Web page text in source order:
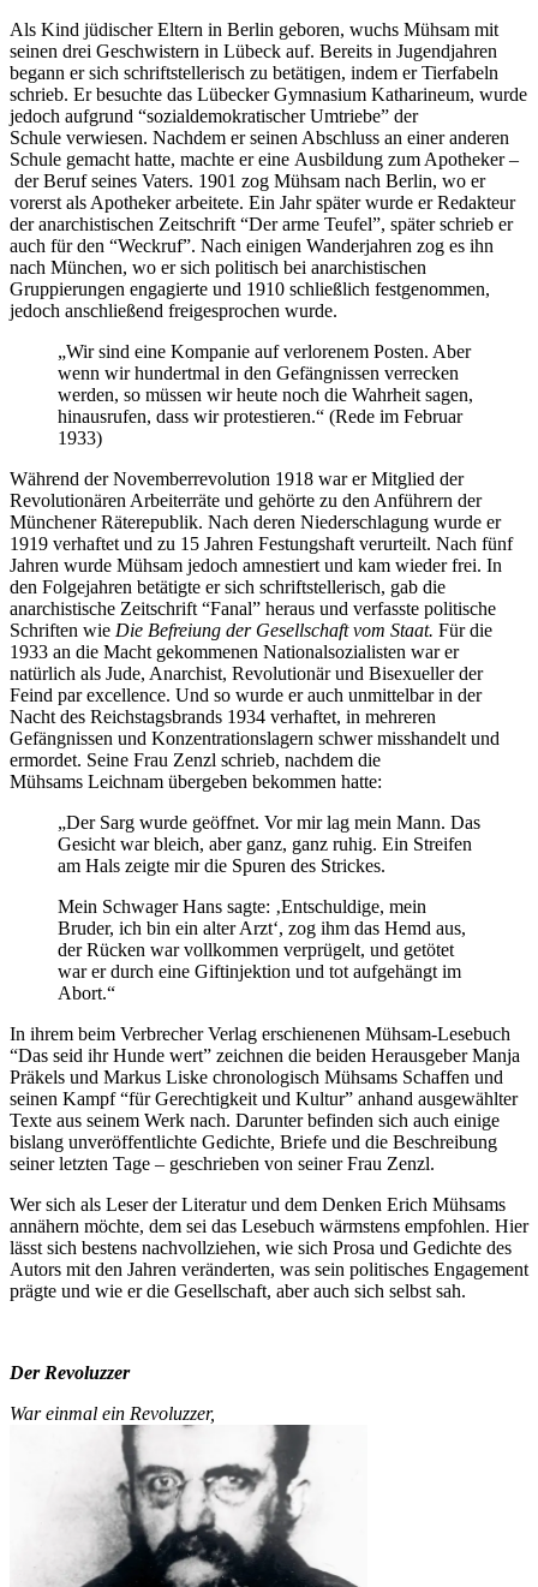
Als Kind jüdischer Eltern in Berlin geboren, wuchs Mühsam mit
seinen drei Geschwistern in Lübeck auf. Bereits in Jugendjahren
begann er sich schriftstellerisch zu betätigen, indem er Tierfabeln
schrieb. Er besuchte das Lübecker Gymnasium Katharineum, wurde
jedoch aufgrund “sozialdemokratischer Umtriebe” der
Schule verwiesen. Nachdem er seinen Abschluss an einer anderen
Schule gemacht hatte, machte er eine Ausbildung zum Apotheker –
der Beruf seines Vaters. 1901 zog Mühsam nach Berlin, wo er
vorerst als Apotheker arbeitete. Ein Jahr später wurde er Redakteur
der anarchistischen Zeitschrift “Der arme Teufel”, später schrieb er
auch für den “Weckruf”. Nach einigen Wanderjahren zog es ihn
nach München, wo er sich politisch bei anarchistischen
Gruppierungen engagierte und 1910 schließlich festgenommen,
jedoch anschließend freigesprochen wurde.
„Wir sind eine Kompanie auf verlorenem Posten. Aber
wenn wir hundertmal in den Gefängnissen verrecken
werden, so müssen wir heute noch die Wahrheit sagen,
hinausrufen, dass wir protestieren.“ (Rede im Februar
1933)
Während der Novemberrevolution 1918 war er Mitglied der
Revolutionären Arbeiterräte und gehörte zu den Anführern der
Münchener Räterepublik. Nach deren Niederschlagung wurde er
1919 verhaftet und zu 15 Jahren Festungshaft verurteilt. Nach fünf
Jahren wurde Mühsam jedoch amnestiert und kam wieder frei. In
den Folgejahren betätigte er sich schriftstellerisch, gab die
anarchistische Zeitschrift “Fanal” heraus und verfasste politische
Schriften wie Die Befreiung der Gesellschaft vom Staat. Für die
1933 an die Macht gekommenen Nationalsozialisten war er
natürlich als Jude, Anarchist, Revolutionär und Bisexueller der
Feind par excellence. Und so wurde er auch unmittelbar in der
Nacht des Reichstagsbrands 1934 verhaftet, in mehreren
Gefängnissen und Konzentrationslagern schwer misshandelt und
ermordet. Seine Frau Zenzl schrieb, nachdem die
Mühsams Leichnam übergeben bekommen hatte:
„Der Sarg wurde geöffnet. Vor mir lag mein Mann. Das
Gesicht war bleich, aber ganz, ganz ruhig. Ein Streifen
am Hals zeigte mir die Spuren des Strickes.
Mein Schwager Hans sagte: ‚Entschuldige, mein
Bruder, ich bin ein alter Arzt‘, zog ihm das Hemd aus,
der Rücken war vollkommen verprügelt, und getötet
war er durch eine Giftinjektion und tot aufgehängt im
Abort.“
In ihrem beim Verbrecher Verlag erschienenen Mühsam-Lesebuch
“Das seid ihr Hunde wert” zeichnen die beiden Herausgeber Manja
Präkels und Markus Liske chronologisch Mühsams Schaffen und
seinen Kampf “für Gerechtigkeit und Kultur” anhand ausgewählter
Texte aus seinem Werk nach. Darunter befinden sich auch einige
bislang unveröffentlichte Gedichte, Briefe und die Beschreibung
seiner letzten Tage – geschrieben von seiner Frau Zenzl.
Wer sich als Leser der Literatur und dem Denken Erich Mühsams
annähern möchte, dem sei das Lesebuch wärmstens empfohlen. Hier
lässt sich bestens nachvollziehen, wie sich Prosa und Gedichte des
Autors mit den Jahren veränderten, was sein politisches Engagement
prägte und wie er die Gesellschaft, aber auch sich selbst sah.
Der Revoluzzer
War einmal ein Revoluzzer,